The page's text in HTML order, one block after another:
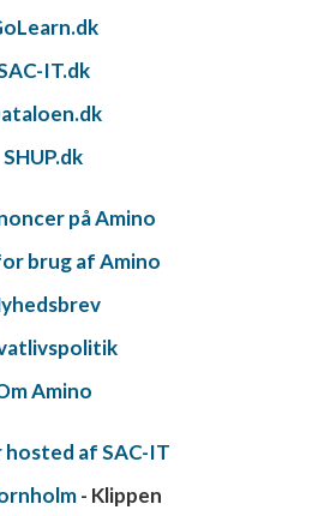
IT.dk
SHUP.dk
på Amino
brug af Amino
Amino
hosted af SAC-IT
- Klippen